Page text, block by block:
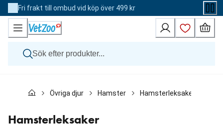
Skip
to
Content
Fri frakt till ombud vid köp över 499 kr
Katt
Veterinärfoder
Varumärken
Övriga djur Hamster Hamsterleksaker
Hamsterleksaker